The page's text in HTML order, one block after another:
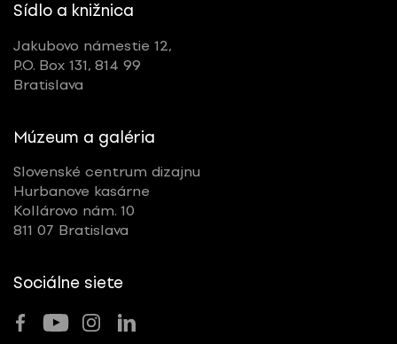
Sídlo a knižnica
Jakubovo námestie 12,
P.O. Box 131, 814 99
Bratislava
Múzeum a galéria
Slovenské centrum dizajnu
Hurbanove kasárne
Kollárovo nám. 10
811 07 Bratislava
Sociálne siete